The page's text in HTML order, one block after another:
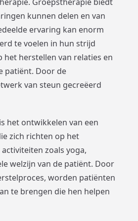
kunnen delen en van
ervaring kan enorm
te voelen in hun strijd
herstellen van relaties en
patiënt. Door de
van steun gecreëerd
het ontwikkelen van een
zich richten op het
zoals yoga,
welzijn van de patiënt. Door
worden patiënten
te brengen die hen helpen